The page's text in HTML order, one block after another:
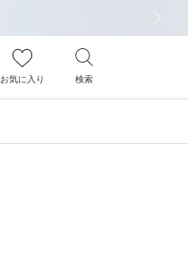
お気に入り 検索